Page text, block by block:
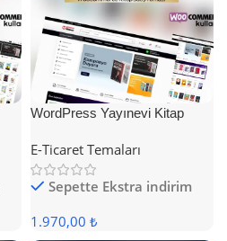
WordPress Yayınevi Kitap
E-Ticaret Temaları
Sepette Ekstra indirim
1.970,00 ₺